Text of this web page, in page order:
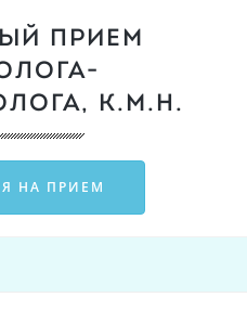
ПРИЕМ
К.М.Н.
НА ПРИЕМ